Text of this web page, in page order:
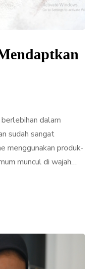
dalam
sudah sangat
menggunakan produk-
muncul di wajah…